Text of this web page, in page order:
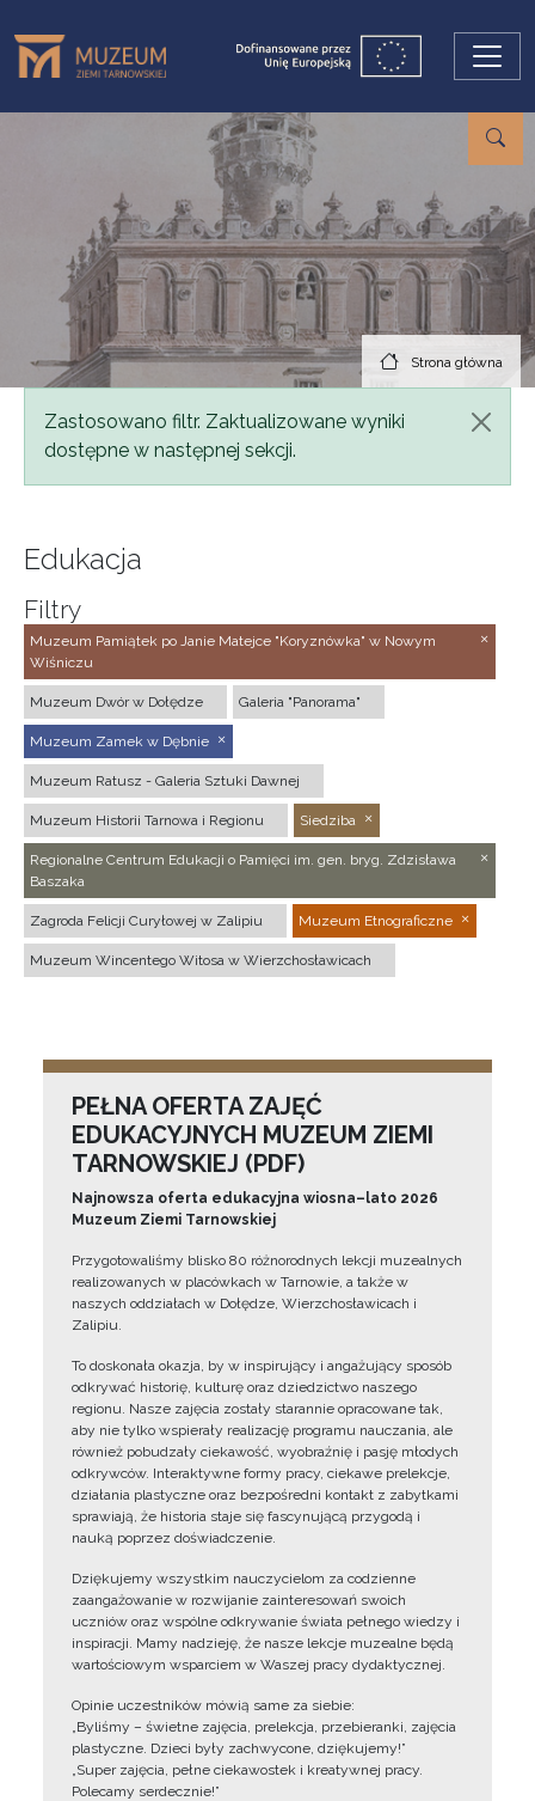
Strona główna
Komunikat
Zastosowano filtr. Zaktualizowane wyniki
dostępne w następnej sekcji.
Edukacja
Filtry
Muzeum Pamiątek po Janie Matejce "Koryznówka" w Nowym
Wiśniczu
Muzeum Dwór w Dołędze Galeria "Panorama"
Muzeum Zamek w Dębnie
Muzeum Ratusz - Galeria Sztuki Dawnej
Muzeum Historii Tarnowa i Regionu Siedziba
Regionalne Centrum Edukacji o Pamięci im. gen. bryg. Zdzisława
Baszaka
Zagroda Felicji Curyłowej w Zalipiu Muzeum Etnograficzne
Muzeum Wincentego Witosa w Wierzchosławicach
PEŁNA OFERTA ZAJĘĆ
EDUKACYJNYCH MUZEUM ZIEMI
TARNOWSKIEJ (PDF)
Najnowsza oferta edukacyjna wiosna–lato 2026
Muzeum Ziemi Tarnowskiej
Przygotowaliśmy blisko 80 różnorodnych lekcji muzealnych
realizowanych w placówkach w Tarnowie, a także w
naszych oddziałach w Dołędze, Wierzchosławicach i
Zalipiu.
To doskonała okazja, by w inspirujący i angażujący sposób
odkrywać historię, kulturę oraz dziedzictwo naszego
regionu. Nasze zajęcia zostały starannie opracowane tak,
aby nie tylko wspierały realizację programu nauczania, ale
również pobudzały ciekawość, wyobraźnię i pasję młodych
odkrywców. Interaktywne formy pracy, ciekawe prelekcje,
działania plastyczne oraz bezpośredni kontakt z zabytkami
sprawiają, że historia staje się fascynującą przygodą i
nauką poprzez doświadczenie.
Dziękujemy wszystkim nauczycielom za codzienne
zaangażowanie w rozwijanie zainteresowań swoich
uczniów oraz wspólne odkrywanie świata pełnego wiedzy i
inspiracji. Mamy nadzieję, że nasze lekcje muzealne będą
wartościowym wsparciem w Waszej pracy dydaktycznej.
Opinie uczestników mówią same za siebie:
„Byliśmy – świetne zajęcia, prelekcja, przebieranki, zajęcia
plastyczne. Dzieci były zachwycone, dziękujemy!”
„Super zajęcia, pełne ciekawostek i kreatywnej pracy.
Polecamy serdecznie!”